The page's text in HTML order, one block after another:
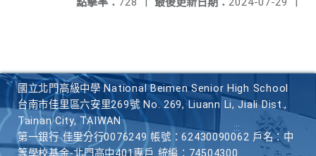
國立北門高級中學 National Beimen Senior High School
台南市佳里區六安里269號 No. 269, Liuann Li, Jiali Dist.,
Tainan City, TAIWAN
第一銀行 佳里分行0076249 帳號：62430090062 戶名：中
等學校基金-北門高中401專戶 統編：74504300